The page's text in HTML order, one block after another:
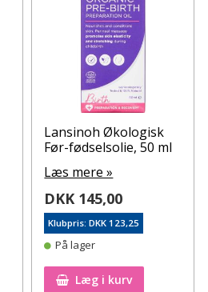
Lansinoh Økologisk
Før-fødselsolie, 50 ml
Læs mere »
DKK 145,00
Klubpris: DKK 123,25
På lager
Læg i kurv